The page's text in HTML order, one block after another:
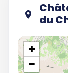
du
+
−